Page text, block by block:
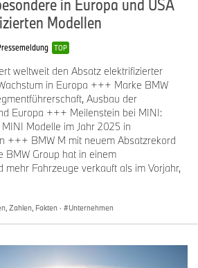
Mittlerer Osten, Afrika
Auslieferungszahlen stellen
können sich bis zur Vorlage des BMW
ändern. Erläuterungen zur
finden sich im BMW Group
Marken BMW, MINI, Rolls-Royce
führende Premium-Hersteller
BMW Group Produktionsnetzwerk
weltweit; das
in Europa und USA
Modellen
TOP
weltweit den Absatz elektrifizierter
in Europa +++ Marke BMW
Ausbau der
Europa +++ Meilenstein bei MINI:
Modelle im Jahr 2025 in
+++ BMW M mit neuem Absatzrekord
BMW Group hat in einem
mehr Fahrzeuge verkauft als im Vorjahr,
Zahlen, Fakten · Unternehmen